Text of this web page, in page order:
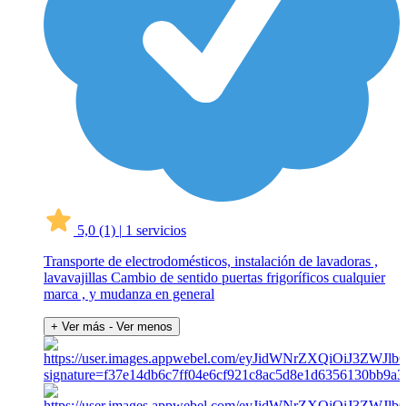
5,0 (1) | 1 servicios
Transporte de electrodomésticos, instalación de lavadoras ,
lavavajillas Cambio de sentido puertas frigoríficos cualquier
marca , y mudanza en general
+ Ver más - Ver menos